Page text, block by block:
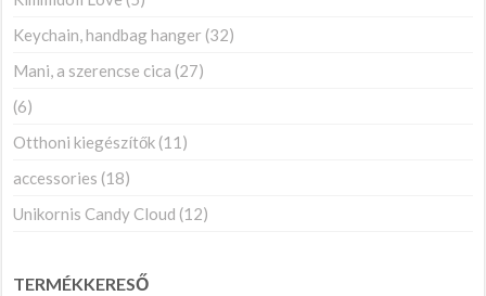
Keychain, handbag hanger (32)
Mani, a szerencse cica (27)
(6)
Otthoni kiegészítők (11)
accessories (18)
Unikornis Candy Cloud (12)
TERMÉKKERESŐ